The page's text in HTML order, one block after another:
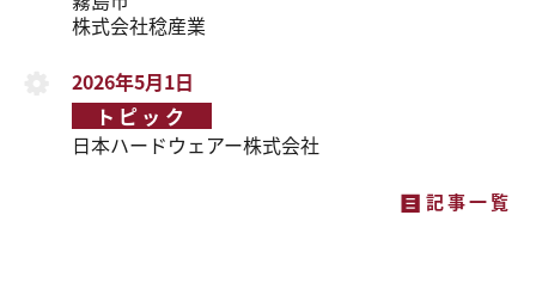
株式会社稔産業
2026年5月1日
トピック
日本ハードウェアー株式会社
記事一覧